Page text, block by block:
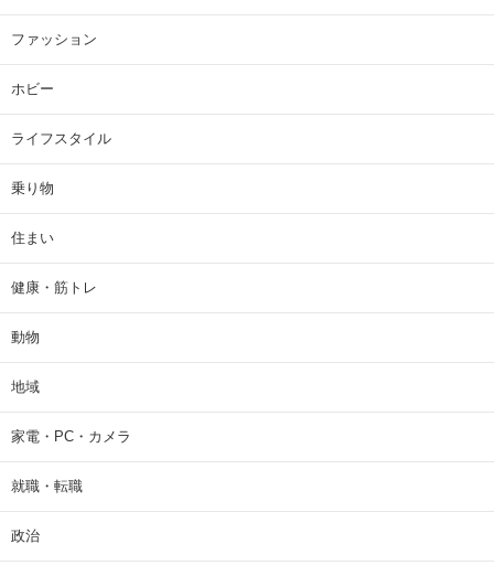
ファッション
ホビー
ライフスタイル
乗り物
住まい
健康・筋トレ
動物
地域
家電・PC・カメラ
就職・転職
政治